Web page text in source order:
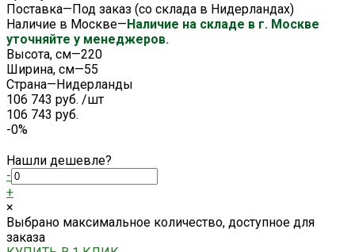
Поставка—Под заказ (со склада в Нидерландах)
Наличие в Москве—Наличие на складе в г. Москве
уточняйте у менеджеров.
Высота, см—220
Ширина, см—55
Страна—Нидерланды
106 743 руб. /шт
106 743 руб.
-0%
Нашли дешевле?
-
+
×
Выбрано максимальное количество, доступное для
заказа